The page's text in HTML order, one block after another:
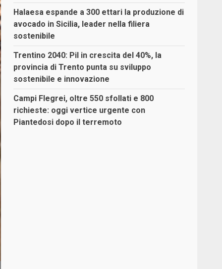
Halaesa espande a 300 ettari la produzione di
avocado in Sicilia, leader nella filiera
sostenibile
Trentino 2040: Pil in crescita del 40%, la
provincia di Trento punta su sviluppo
sostenibile e innovazione
Campi Flegrei, oltre 550 sfollati e 800
richieste: oggi vertice urgente con
Piantedosi dopo il terremoto